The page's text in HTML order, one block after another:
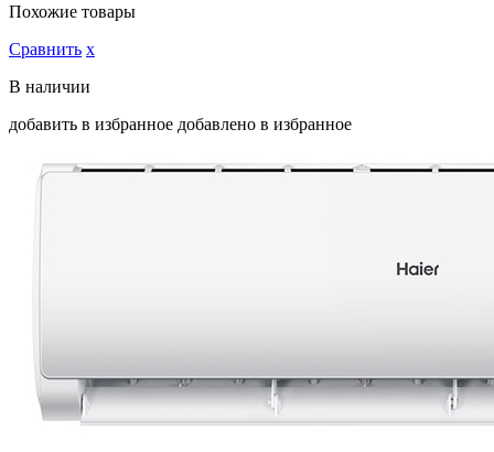
Похожие товары
Сравнить х
В наличии
добавить в избранное добавлено в избранное